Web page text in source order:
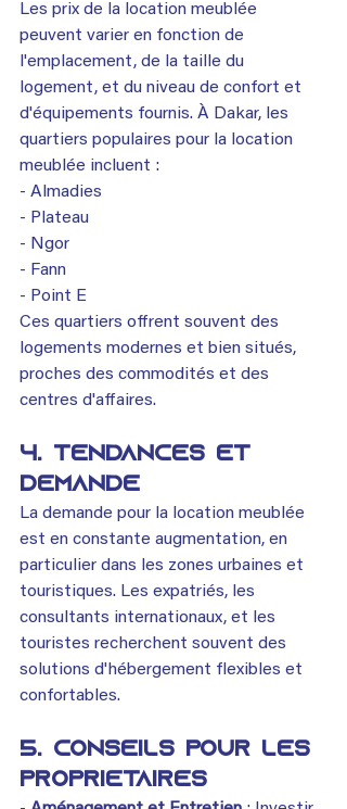
Les prix de la location meublée
peuvent varier en fonction de
l'emplacement, de la taille du
logement, et du niveau de confort et
d'équipements fournis. À Dakar, les
quartiers populaires pour la location
meublée incluent :
- Almadies
- Plateau
- Ngor
- Fann
- Point E
Ces quartiers offrent souvent des
logements modernes et bien situés,
proches des commodités et des
centres d'affaires.
4. Tendances et
Demande
La demande pour la location meublée
est en constante augmentation, en
particulier dans les zones urbaines et
touristiques. Les expatriés, les
consultants internationaux, et les
touristes recherchent souvent des
solutions d'hébergement flexibles et
confortables.
5. Conseils pour les
propriétaires